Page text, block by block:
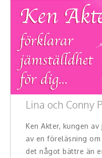
Lina och Conny
Ken Akter, kungen
av en föreläsning
det något bättre än